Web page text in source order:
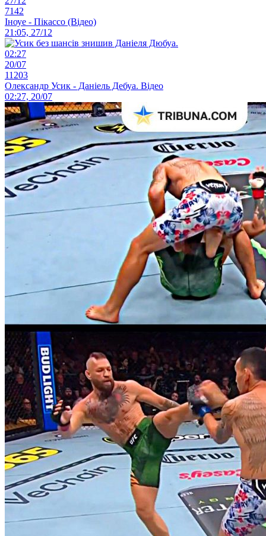
7142
Іноуе - Пікассо (Відео)
21:05, 27/12
02:27
20/07
11203
Олександр Усик - Даніель Дебуа. Відео
02:27, 20/07